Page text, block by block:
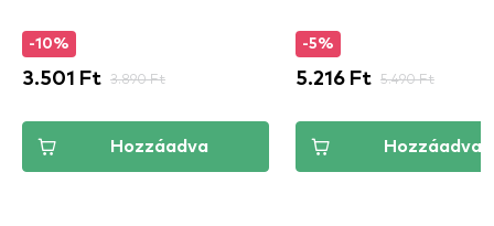
-10%
3.501 Ft 3.890 Ft
Hozzáadva
-5%
5.216 Ft 5.490 Ft
Hozzáadva